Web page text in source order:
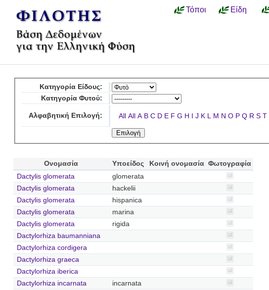
Τόποι Είδη
Κατηγορία Είδους:
Κατηγορία Φυτού:
Αλφαβητική Επιλογή: All All A B C D E F G H I J K L M N O P Q R S T
Ονομασία Υποείδος Κοινή ονομασία Φωτογραφία
Dactylis glomerata
glomerata
Dactylis glomerata
hackelii
Dactylis glomerata
hispanica
Dactylis glomerata
marina
Dactylis glomerata
rigida
Dactylorhiza baumanniana
Dactylorhiza cordigera
Dactylorhiza graeca
Dactylorhiza iberica
Dactylorhiza incarnata
incarnata